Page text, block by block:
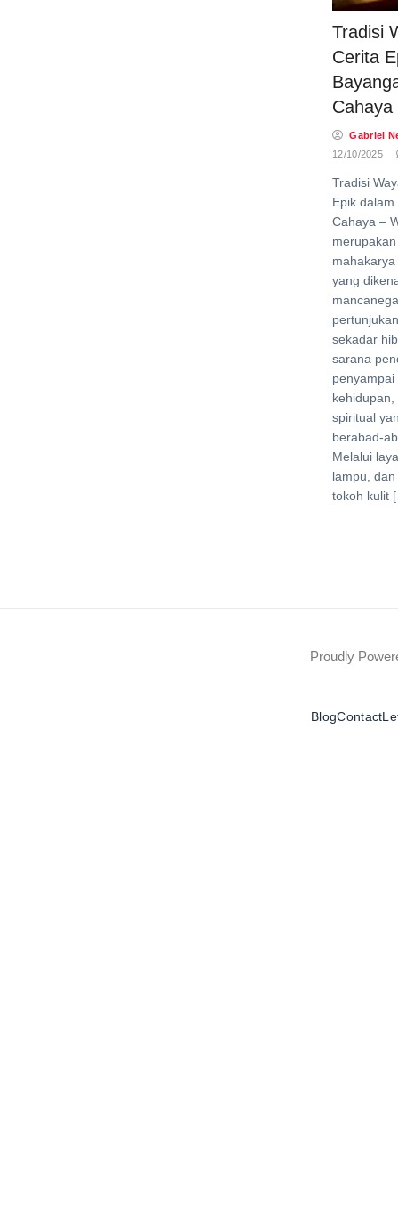
Tradisi
Cerita
Cahaya
Gabriel
12/10/2025
Tradisi
Epik
Cahaya –
yang
sekadar
sarana
penyampai
spiritual
berabad-
Melalui
lampu,
tokoh kulit
Proudly
BlogContact